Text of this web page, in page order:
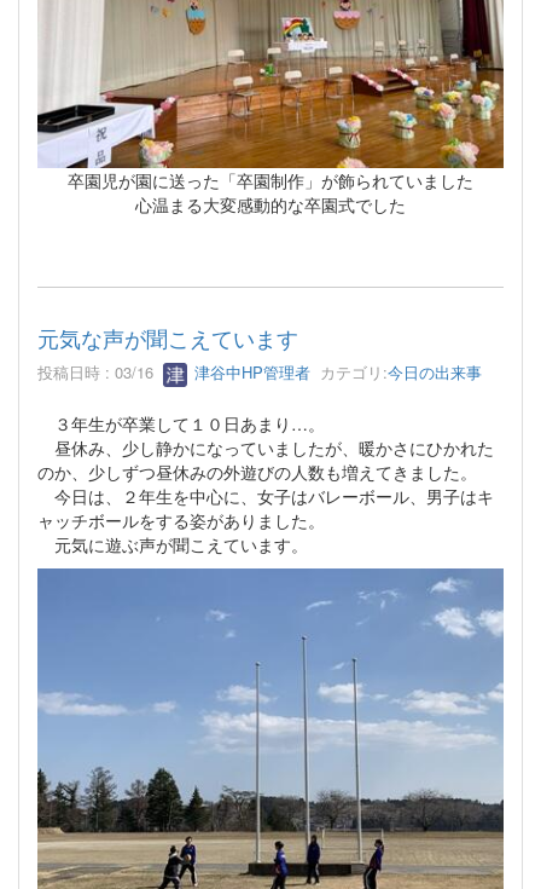
卒園児が園に送った「卒園制作」が飾られていました
心温まる大変感動的な卒園式でした
元気な声が聞こえています
投稿日時 : 03/16 津谷中HP管理者 カテゴリ:今日の出来事
３年生が卒業して１０日あまり…。
昼休み、少し静かになっていましたが、暖かさにひかれた
のか、少しずつ昼休みの外遊びの人数も増えてきました。
今日は、２年生を中心に、女子はバレーボール、男子はキ
ャッチボールをする姿がありました。
元気に遊ぶ声が聞こえています。